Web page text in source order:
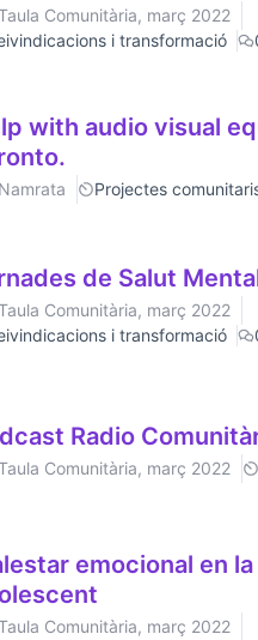
Comunitària, març 2022
i transformació
with audio visual
Namrata Projectes
de Salut
Comunitària, març 2022
i transformació
Radio
Comunitària, març 2022
emocional en
Comunitària, març 2022